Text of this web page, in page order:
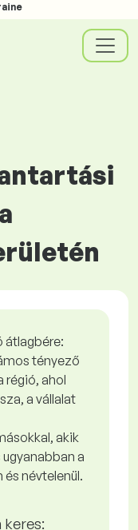
átlagbére:
tényező
régió, ahol
a vállalat
akik
a
névtelenül.
keres: